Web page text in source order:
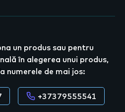
un produs sau pentru
în alegerea unui produs,
numerele de mai jos:
+37379555541